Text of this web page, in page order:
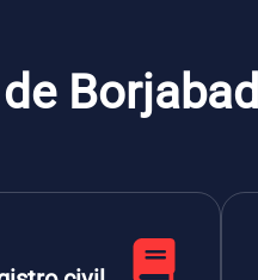
Borjabad